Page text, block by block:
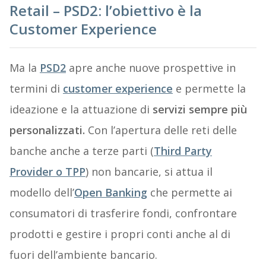
Retail – PSD2: l’obiettivo è la
Customer Experience
Ma la PSD2apre anche nuove prospettive in
termini di customer experience e permette la
ideazione e la attuazione di servizi sempre più
personalizzati. Con l’apertura delle reti delle
banche anche a terze parti (Third Party
Provider o TPP) non bancarie, si attua il
modello dell’Open Banking che permette ai
consumatori di trasferire fondi, confrontare
prodotti e gestire i propri conti anche al di
fuori dell’ambiente bancario.